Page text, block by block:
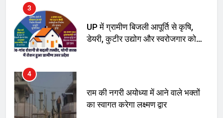
3
UP में ग्रामीण बिजली आपूर्ति से कृषि,
डेयरी, कुटीर उद्योग और स्वरोजगार को
4
राम की नगरी अयोध्या में आने वाले भक्तों
का स्वागत करेगा लक्ष्मण द्वार